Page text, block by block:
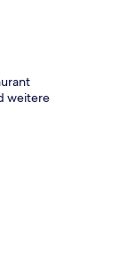
weitere